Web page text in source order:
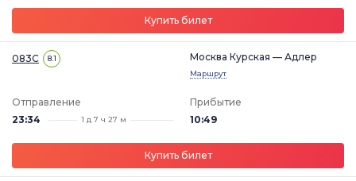
Купить билет
083С 8.1 Москва Курская — Адлер
Маршрут
Отправление
23:34
1 д 7 ч 27 м
Прибытие
10:49
Купить билет